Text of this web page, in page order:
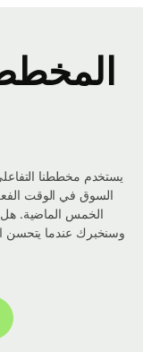
السوق في الوقت
الخمس الماضية. هل
وسنخبرك عندما يتحسن